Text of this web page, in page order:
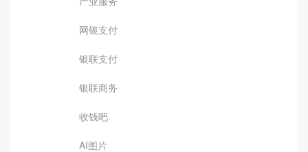
网银支付
银联支付
银联商务
收钱吧
AI图片